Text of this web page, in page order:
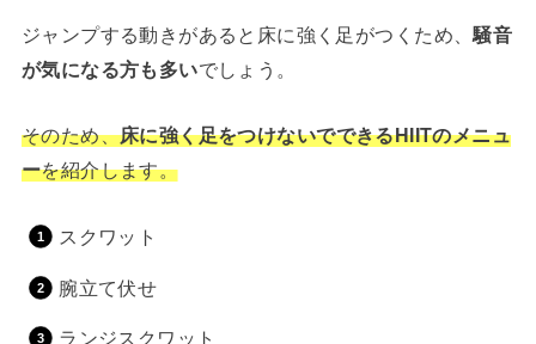
ジャンプする動きがあると床に強く足がつくため、騒音
が気になる方も多いでしょう。
そのため、床に強く足をつけないでできるHIITのメニュ
ーを紹介します。
スクワット
腕立て伏せ
ランジスクワット